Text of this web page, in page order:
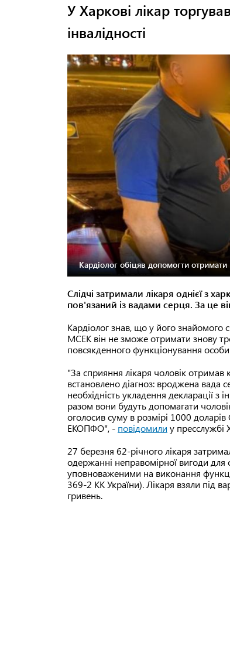
У Харкові лікар
інвалідності
Кардіолог обіцяв допомогти отримати
Слідчі затримали лікаря однієї з
пов'язаний із вадами серця. За це
Кардіолог знав, що у його знайомого
МСЕК він не зможе отримати знову
повсякденного функціонування
"За сприяння лікаря чоловік
встановлено діагноз: вроджена вада
необхідність укладення декларації
разом вони будуть допомагати
оголосив суму в розмірі 1000
ЕКОПФО", - повідомили у пресслужбі
27 березня 62-річного лікаря
одержанні неправомірної вигоди для
уповноваженими на виконання
369-2 КК України). Лікаря взяли під
гривень.